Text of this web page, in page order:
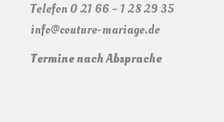
Telefon 0 21 66 – 1 28 29 35
info@couture-mariage.de
Termine nach Absprache